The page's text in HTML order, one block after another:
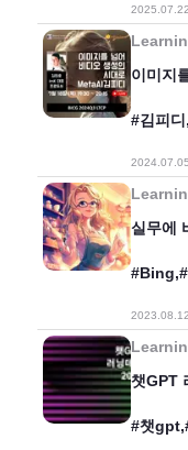
2025.07.22
이미지
MetaAI
#김피
2024.07.05
실무에
활용법
2023.08.12
챗GPT
#챗